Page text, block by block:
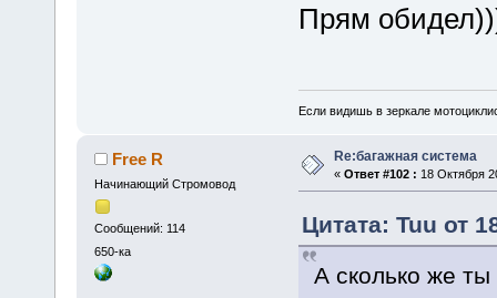
Прям
Если видишь в зеркале
Free R
Начинающий Стромовод
Сообщений: 114
650-ка
Re:багажная система
« Ответ #102 : 18 Октября
Цитата: Tuu от
А сколько же ты